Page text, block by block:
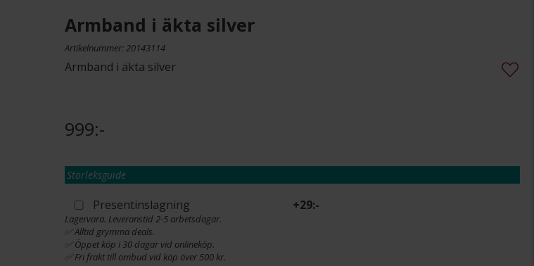
Armband i äkta silver
Artikelnummer: 20143114
Armband i äkta silver
999:-
Storleksguide
Presentinslagning +29:-
Lagervara. Leveranstid 2-5 arbetsdagar.
✅ Alltid grymma deals.
✅ Öppet köp i 30 dagar vid onlineköp.
✅ Fri frakt till ombud vid köp över 500 kr.